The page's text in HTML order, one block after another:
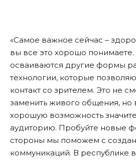
«Самое важное сейчас –
вы все это хорошо
осваиваются другие формы
технологии, которые
контакт со зрителем. Это не
заменить живого общения, но
хорошую возможность
аудиторию. Пробуйте новые
стороны мы поможем с
коммуникаций. В республике